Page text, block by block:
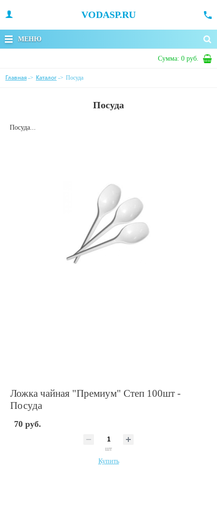
VODASP.RU
МЕНЮ
Сумма: 0 руб.
Главная -> Каталог -> Посуда
Посуда
Посуда...
Ложка чайная "Премиум" Степ 100шт -
Посуда
70 руб.
шт
Купить